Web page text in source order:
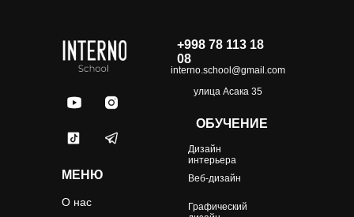
После курса начал зарабатывать в месяц
ОБУЧЕНИЕ
+998 78 113 18
08
interno.school@gmail.com
улица Асака 35
МЕНЮ
О нас
Дизайн
интерьера
Веб-дизайн
Графический